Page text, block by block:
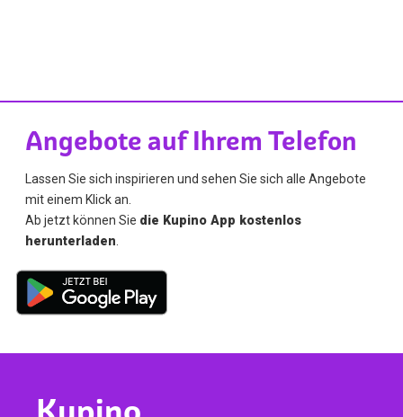
Angebote auf Ihrem Telefon
Lassen Sie sich inspirieren und sehen Sie sich alle Angebote
mit einem Klick an.
Ab jetzt können Sie die Kupino App kostenlos
herunterladen